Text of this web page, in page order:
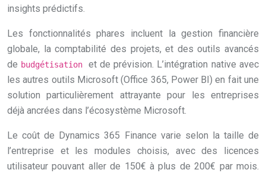
insights prédictifs.
Les fonctionnalités phares incluent la gestion financière
globale, la comptabilité des projets, et des outils avancés
de budgétisation et de prévision. L’intégration native avec
les autres outils Microsoft (Office 365, Power BI) en fait une
solution particulièrement attrayante pour les entreprises
déjà ancrées dans l’écosystème Microsoft.
Le coût de Dynamics 365 Finance varie selon la taille de
l’entreprise et les modules choisis, avec des licences
utilisateur pouvant aller de 150€ à plus de 200€ par mois.